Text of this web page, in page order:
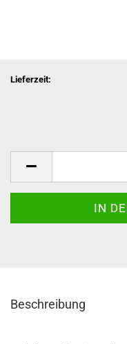
Lieferzeit:
Beschreibung